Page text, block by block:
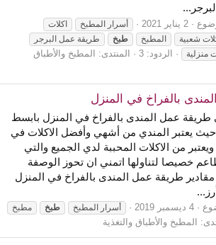
2 يناير 2021 أسرار المطبخ
اكلات
شعبية المطبخ طبخ
طريقة عمل البرجر
منزلية الردود: 3 المنتدى: المطبخ والأطباق
بالفراخ في المنزل
عمل المندى بالفراخ في المنزل بابسط
يعتبر المندي من أشهي وأفضل الاكلات في
من الاكلات المحببة لدي الجميع والتي
خصيصا لتناولها اتمني ان تحوز الوصفة
طريقة عمل المندى بالفراخ في المنزل
4 ديسمبر 2019 أسرار المطبخ طبخ مطبخ
المطبخ والأطباق والتغذية